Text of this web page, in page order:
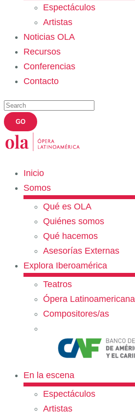
Espectáculos
Artistas
Noticias OLA
Recursos
Conferencias
Contacto
Inicio
Somos
Qué es OLA
Quiénes somos
Qué hacemos
Asesorías Externas
Explora Iberoamérica
Teatros
Ópera Latinoamericana
Compositores/as
En la escena
Espectáculos
Artistas